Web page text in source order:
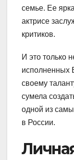
семье. Ее
актрисе
критиков.
И это только
исполненных
своему
сумела
одной из
в России.